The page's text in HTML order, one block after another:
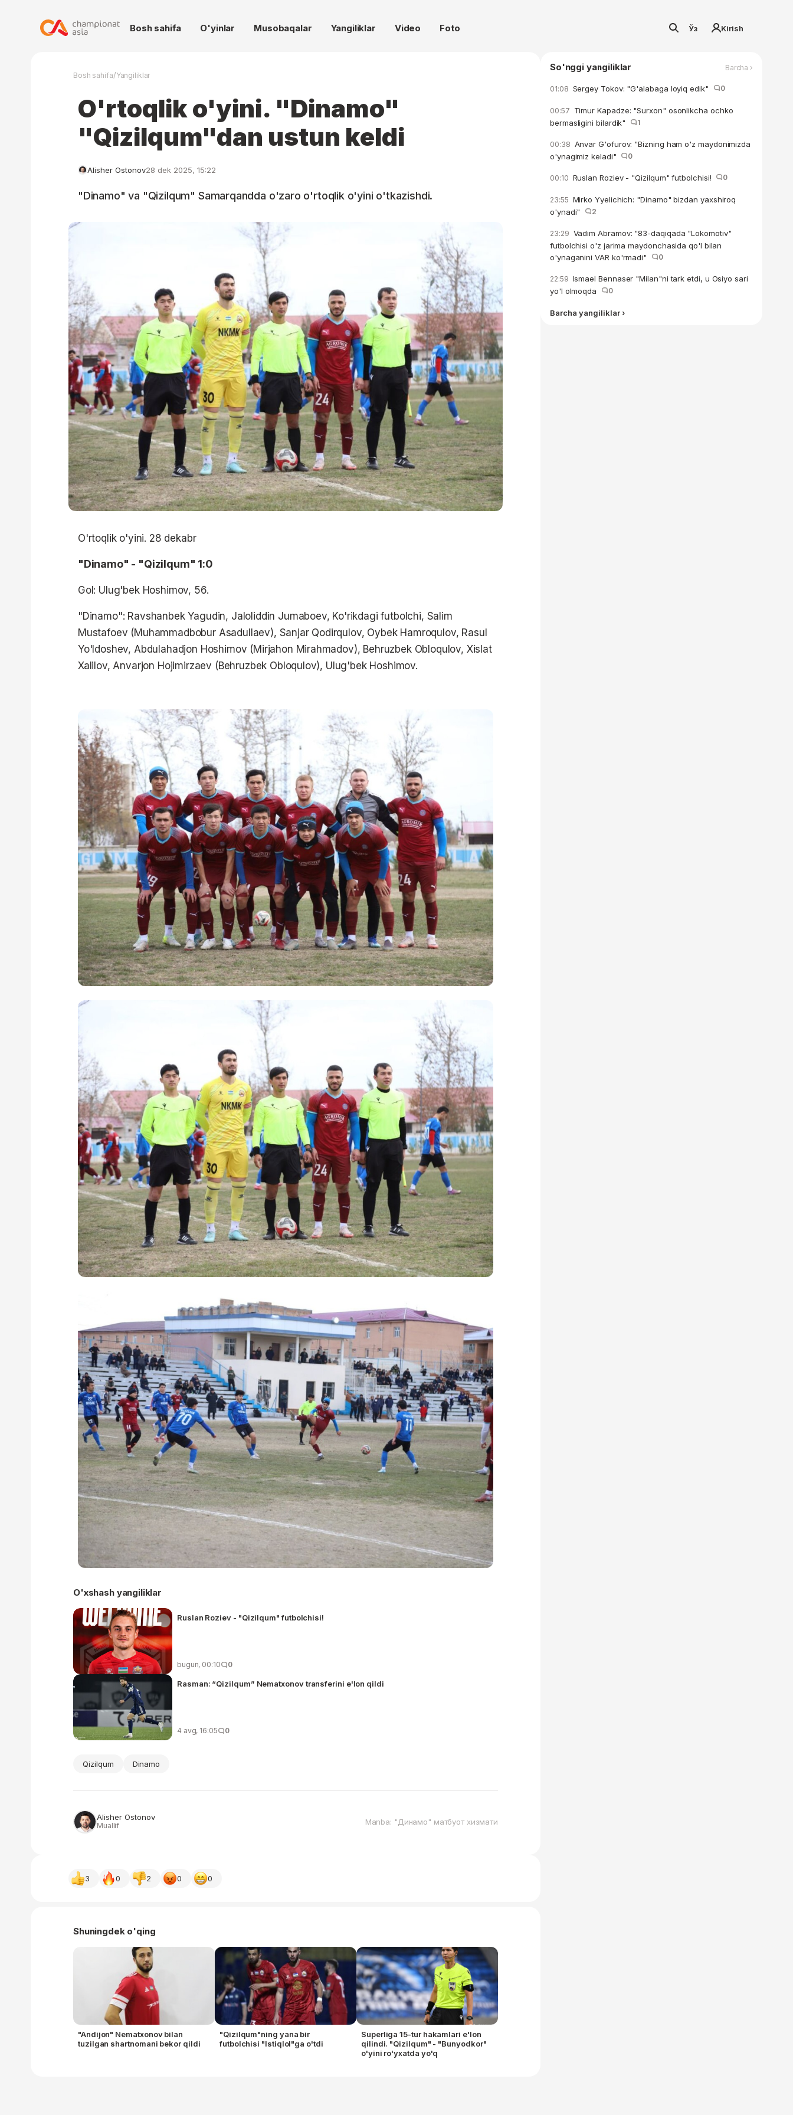
Bosh sahifa O'yinlar Musobaqalar Yangiliklar Video Foto Ўз Kirish
Bosh sahifa/Yangiliklar
O'rtoqlik o'yini. "Dinamo"
"Qizilqum"dan ustun keldi
Alisher Ostonov28 dek 2025, 15:22
"Dinamo" va "Qizilqum" Samarqandda o'zaro o'rtoqlik o'yini o'tkazishdi.
O'rtoqlik o'yini. 28 dekabr
"Dinamo" - "Qizilqum" 1:0
Gol: Ulug'bek Hoshimov, 56.
"Dinamo": Ravshanbek Yagudin, Jaloliddin Jumaboev, Ko'rikdagi futbolchi, Salim
Mustafoev (Muhammadbobur Asadullaev), Sanjar Qodirqulov, Oybek Hamroqulov, Rasul
Yo'ldoshev, Abdulahadjon Hoshimov (Mirjahon Mirahmadov), Behruzbek Obloqulov, Xislat
Xalilov, Anvarjon Hojimirzaev (Behruzbek Obloqulov), Ulug'bek Hoshimov.
O'xshash yangiliklar
Ruslan Roziev - "Qizilqum" futbolchisi!
bugun, 00:10 0
Rasman: “Qizilqum” Nematxonov transferini e'lon qildi
4 avg, 16:05 0
Qizilqum Dinamo
Alisher Ostonov
Muallif Manba: "Динамо" матбуот хизмати
3 0 2 0 0
Shuningdek o'qing
"Andijon" Nematxonov bilan
tuzilgan shartnomani bekor qildi
"Qizilqum"ning yana bir
futbolchisi "Istiqlol"ga o'tdi
Superliga 15-tur hakamlari e'lon
qilindi. "Qizilqum" - "Bunyodkor"
o'yini ro'yxatda yo'q
So'nggi yangiliklar Barcha ›
01:08 Sergey Tokov: "G'alabaga loyiq edik" 0
00:57 Timur Kapadze: "Surxon" osonlikcha ochko
bermasligini bilardik"
1
00:38 Anvar G'ofurov: "Bizning ham o'z maydonimizda
o'ynagimiz keladi"
0
00:10 Ruslan Roziev - "Qizilqum" futbolchisi! 0
23:55 Mirko Yyelichich: "Dinamo" bizdan yaxshiroq
o'ynadi"
2
23:29 Vadim Abramov: "83-daqiqada "Lokomotiv"
futbolchisi o'z jarima maydonchasida qo'l bilan
o'ynaganini VAR ko'rmadi"
0
22:59 Ismael Bennaser "Milan"ni tark etdi, u Osiyo sari
yo'l olmoqda
0
Barcha yangiliklar ›